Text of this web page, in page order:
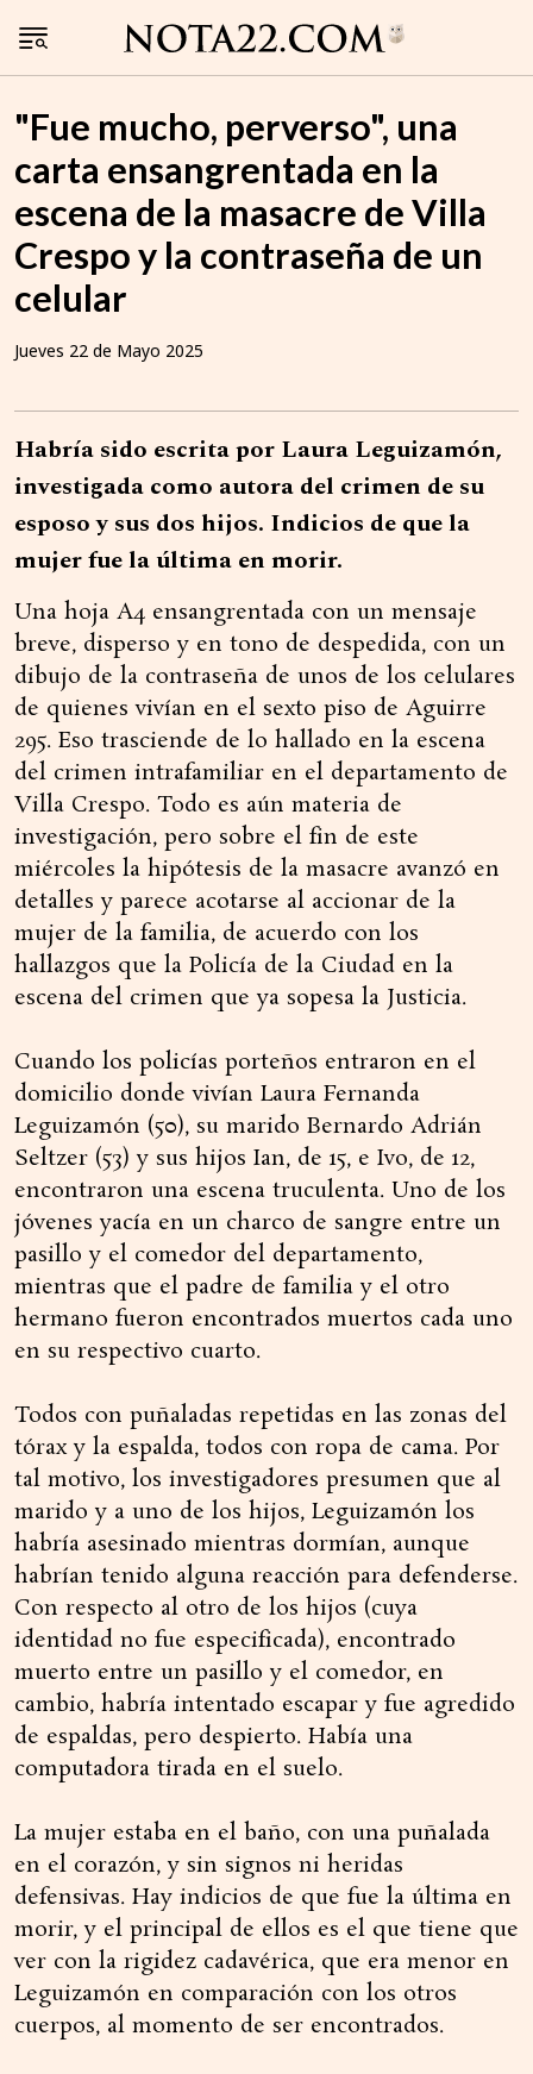
"Fue mucho, perverso", una
carta ensangrentada en la
escena de la masacre de Villa
Crespo y la contraseña de un
celular
Jueves 22 de Mayo 2025
Habría sido escrita por Laura Leguizamón,
investigada como autora del crimen de su
esposo y sus dos hijos. Indicios de que la
mujer fue la última en morir.
Una hoja A4 ensangrentada con un mensaje
breve, disperso y en tono de despedida, con un
dibujo de la contraseña de unos de los celulares
de quienes vivían en el sexto piso de Aguirre
295. Eso trasciende de lo hallado en la escena
del crimen intrafamiliar en el departamento de
Villa Crespo. Todo es aún materia de
investigación, pero sobre el fin de este
miércoles la hipótesis de la masacre avanzó en
detalles y parece acotarse al accionar de la
mujer de la familia, de acuerdo con los
hallazgos que la Policía de la Ciudad en la
escena del crimen que ya sopesa la Justicia.
Cuando los policías porteños entraron en el
domicilio donde vivían Laura Fernanda
Leguizamón (50), su marido Bernardo Adrián
Seltzer (53) y sus hijos Ian, de 15, e Ivo, de 12,
encontraron una escena truculenta. Uno de los
jóvenes yacía en un charco de sangre entre un
pasillo y el comedor del departamento,
mientras que el padre de familia y el otro
hermano fueron encontrados muertos cada uno
en su respectivo cuarto.
Todos con puñaladas repetidas en las zonas del
tórax y la espalda, todos con ropa de cama. Por
tal motivo, los investigadores presumen que al
marido y a uno de los hijos, Leguizamón los
habría asesinado mientras dormían, aunque
habrían tenido alguna reacción para defenderse.
Con respecto al otro de los hijos (cuya
identidad no fue especificada), encontrado
muerto entre un pasillo y el comedor, en
cambio, habría intentado escapar y fue agredido
de espaldas, pero despierto. Había una
computadora tirada en el suelo.
La mujer estaba en el baño, con una puñalada
en el corazón, y sin signos ni heridas
defensivas. Hay indicios de que fue la última en
morir, y el principal de ellos es el que tiene que
ver con la rigidez cadavérica, que era menor en
Leguizamón en comparación con los otros
cuerpos, al momento de ser encontrados.